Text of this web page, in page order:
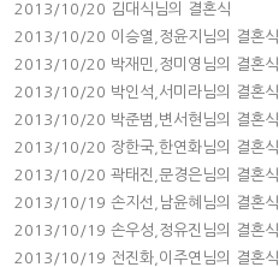
2013/10/20 김대식님의 결혼식
2013/10/20 이승열,정윤지님의 결혼식
2013/10/20 박재민,정미영님의 결혼식
2013/10/20 박인석,서미라님의 결혼식
2013/10/20 박준범,변서현님의 결혼식
2013/10/20 장한국,한연화님의 결혼식
2013/10/20 곽태진,문경은님의 결혼식
2013/10/19 손지선,남윤혜님의 결혼식
2013/10/19 손우성,정유진님의 결혼식
2013/10/19 전진화,이주연님의 결혼식